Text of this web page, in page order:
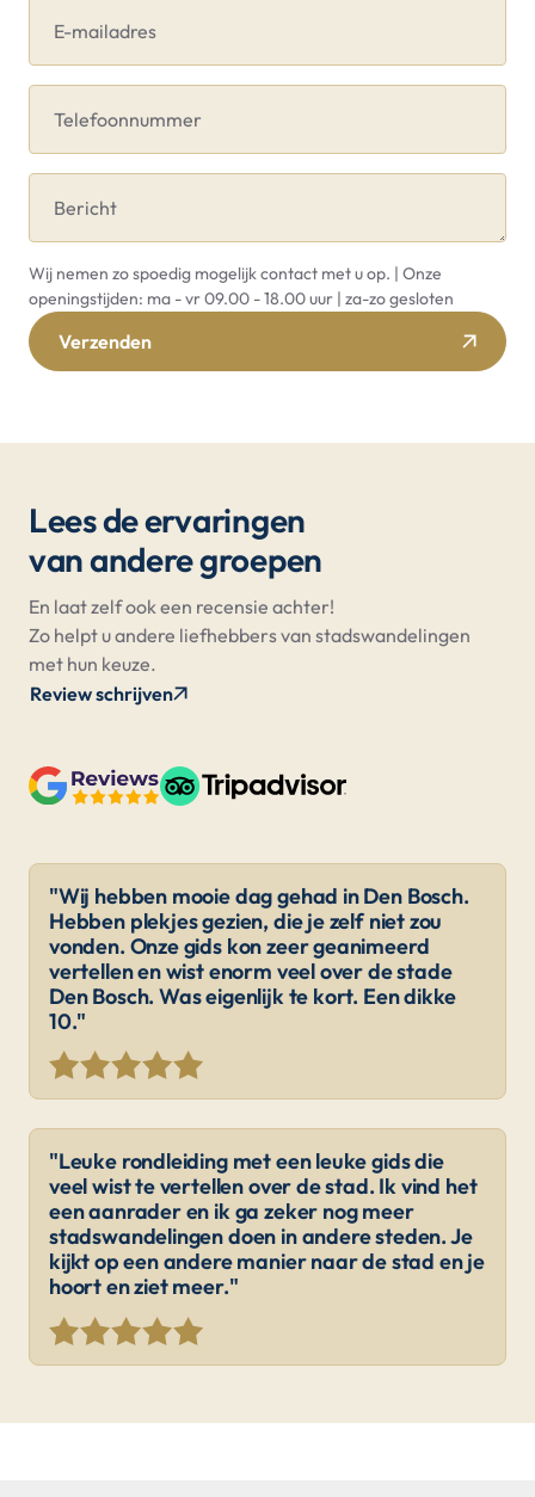
E-mailadres
Telefoonnummer
Bericht
Wij nemen zo spoedig mogelijk contact met u op. | Onze
openingstijden: ma - vr 09.00 - 18.00 uur | za-zo gesloten
Verzenden
Lees de ervaringen
van andere groepen
En laat zelf ook een recensie achter!
Zo helpt u andere liefhebbers van stadswandelingen
met hun keuze.
Review schrijven
"Wij hebben mooie dag gehad in Den Bosch.
Hebben plekjes gezien, die je zelf niet zou
vonden. Onze gids kon zeer geanimeerd
vertellen en wist enorm veel over de stade
Den Bosch. Was eigenlijk te kort. Een dikke
10."
"Leuke rondleiding met een leuke gids die
veel wist te vertellen over de stad. Ik vind het
een aanrader en ik ga zeker nog meer
stadswandelingen doen in andere steden. Je
kijkt op een andere manier naar de stad en je
hoort en ziet meer."